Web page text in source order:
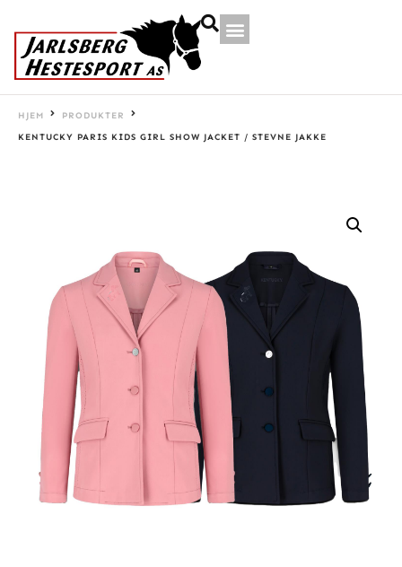
HJEM
PRODUKTER
KENTUCKY PARIS KIDS GIRL SHOW JACKET / STEVNE JAKKE